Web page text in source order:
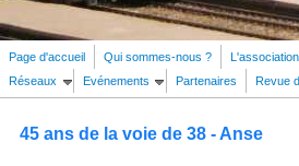
Rechercher
Page d'accueil Qui sommes-nous ? L'association
Réseaux
Evénements Partenaires Revue
45 ans de la voie de 38 - Anse